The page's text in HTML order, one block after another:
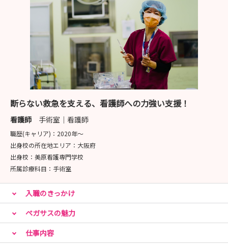
断らない救急を支える、看護師への力強い支援！
看護師 手術室｜看護師
職歴(キャリア)： 2020年〜
出身校の所在地エリア： 大阪府
出身校： 美原看護専門学校
所属診療科目： 手術室
入職のきっかけ
ペガサスの魅力
仕事内容